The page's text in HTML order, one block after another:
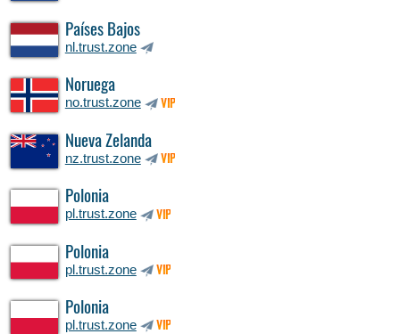
Países Bajos
nl.trust.zone
Noruega
no.trust.zone VIP
Nueva Zelanda
nz.trust.zone VIP
Polonia
pl.trust.zone VIP
Polonia
pl.trust.zone VIP
Polonia
pl.trust.zone VIP